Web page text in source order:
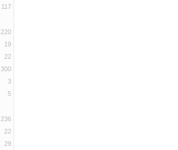
117
220
19
22
300
3
5
236
22
29